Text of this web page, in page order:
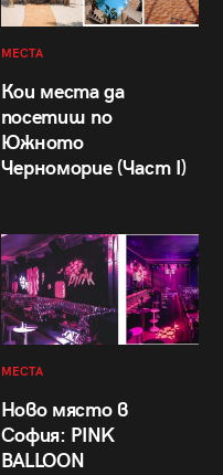
МЕСТА
Кои места да
посетиш по
Южното
Черноморие (Част I)
МЕСТА
Ново място в
София: PINK
BALLOON